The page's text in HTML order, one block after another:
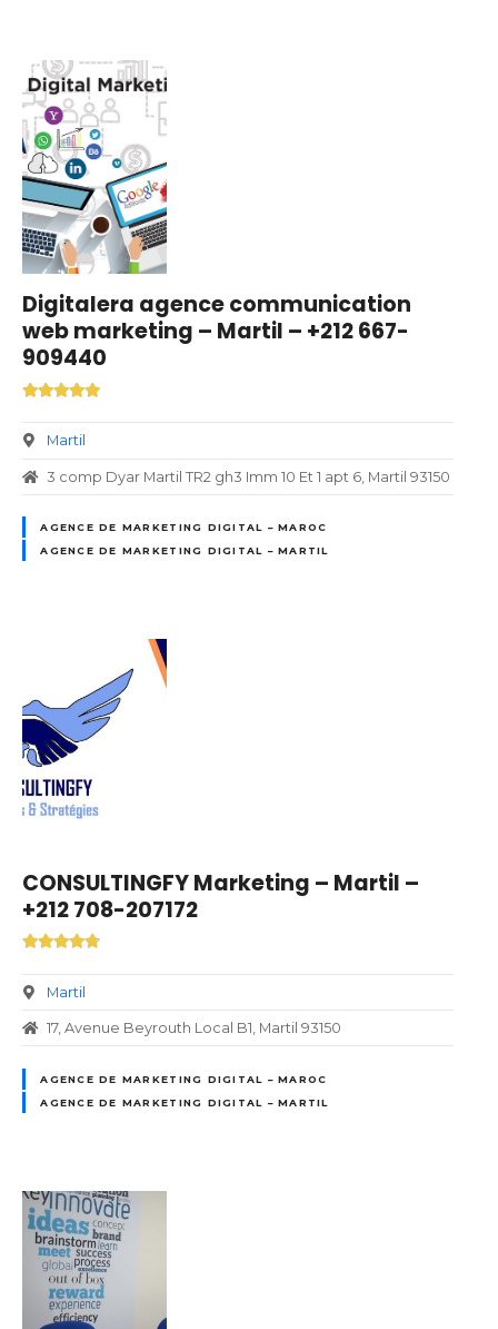
Digitalera agence communication
web marketing – Martil – +212 667-
909440
Martil
3 comp Dyar Martil TR2 gh3 Imm 10 Et 1 apt 6, Martil 93150
AGENCE DE MARKETING DIGITAL – MAROC
AGENCE DE MARKETING DIGITAL – MARTIL
CONSULTINGFY Marketing – Martil –
+212 708-207172
Martil
17, Avenue Beyrouth Local B1, Martil 93150
AGENCE DE MARKETING DIGITAL – MAROC
AGENCE DE MARKETING DIGITAL – MARTIL